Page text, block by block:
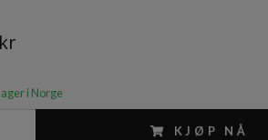
i Norge
KJØP NÅ